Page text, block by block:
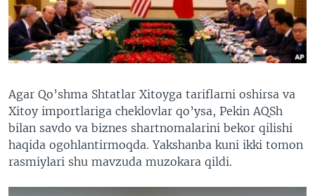
VIDEO
XABARLAR SURATLARDA
ODNOKLASSNIKI
TELEGRAM
TWITTER
SOUNDCLOUD
VOA
Agar Qo’shma Shtatlar Xitoyga tariflarni oshirsa va
Xitoy importlariga cheklovlar qo’ysa, Pekin AQSh
bilan savdo va biznes shartnomalarini bekor qilishi
haqida ogohlantirmoqda. Yakshanba kuni ikki tomon
rasmiylari shu mavzuda muzokara qildi.